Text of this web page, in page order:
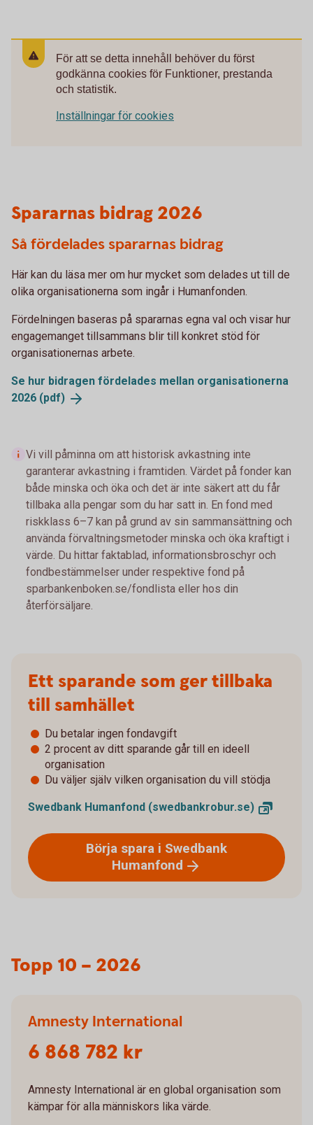
För att se detta innehåll behöver du först
godkänna cookies för Funktioner, prestanda
och statistik.
Inställningar för cookies
Spararnas bidrag 2026
Så fördelades spararnas bidrag
Här kan du läsa mer om hur mycket som delades ut till de
olika organisationerna som ingår i Humanfonden.
Fördelningen baseras på spararnas egna val och visar hur
engagemanget tillsammans blir till konkret stöd för
organisationernas arbete.
Se hur bidragen fördelades mellan organisationerna
2026 (pdf)
Vi vill påminna om att historisk avkastning inte
garanterar avkastning i framtiden. Värdet på fonder kan
både minska och öka och det är inte säkert att du får
tillbaka alla pengar som du har satt in. En fond med
riskklass 6–7 kan på grund av sin sammansättning och
använda förvaltningsmetoder minska och öka kraftigt i
värde. Du hittar faktablad, informationsbroschyr och
fondbestämmelser under respektive fond på
sparbankenboken.se/fondlista eller hos din
återförsäljare.
Ett sparande som ger tillbaka
till samhället
Du betalar ingen fondavgift
2 procent av ditt sparande går till en ideell
organisation
Du väljer själv vilken organisation du vill stödja
Swedbank Humanfond (swedbankrobur.se)
Börja spara i Swedbank
Humanfond
Topp 10 – 2026
Amnesty International
6 868 782 kr
Amnesty International är en global organisation som
kämpar för alla människors lika värde.